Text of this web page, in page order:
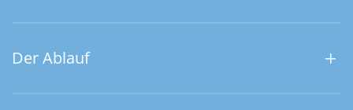
Der Ablauf